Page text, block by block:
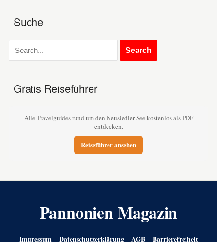
Suche
Gratis Reiseführer
Alle Travelguides rund um den Neusiedler See kostenlos als PDF
entdecken.
Reiseführer ansehen
Pannonien Magazin
Impressum Datenschutzerklärung AGB Barrierefreiheit